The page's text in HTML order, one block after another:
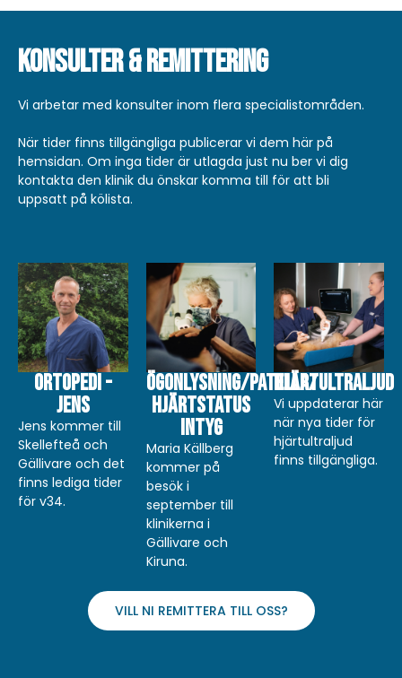
Konsulter & remittering
Vi arbetar med konsulter inom flera specialistområden.
När tider finns tillgängliga publicerar vi dem här på
hemsidan. Om inga tider är utlagda just nu ber vi dig
kontakta den klinik du önskar komma till för att bli
uppsatt på kölista.
Ortopedi -
Jens
Jens kommer till
Skellefteå och
Gällivare och det
finns lediga tider
för v34.
Ögonlysning/Patella/
Hjärtstatus
intyg
Maria Källberg
kommer på
besök i
september till
klinikerna i
Gällivare och
Kiruna.
Hjärtultraljud
Vi uppdaterar här
när nya tider för
hjärtultraljud
finns tillgängliga.
VILL NI REMITTERA TILL OSS?